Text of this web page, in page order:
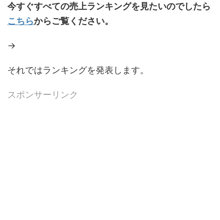
今すぐすべての売上ランキングを見たいのでしたら
こちらからご覧ください。
→
それではランキングを発表します。
スポンサーリンク